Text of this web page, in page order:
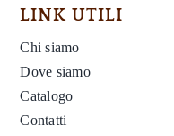
LINK UTILI
Chi siamo
Dove siamo
Catalogo
Contatti